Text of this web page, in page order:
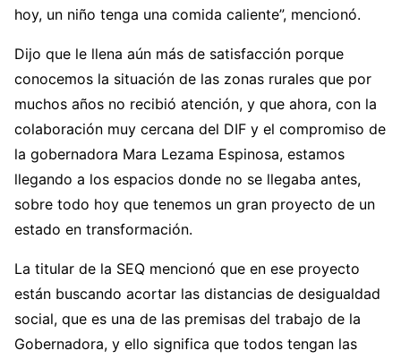
hoy, un niño tenga una comida caliente”, mencionó.
Dijo que le llena aún más de satisfacción porque
conocemos la situación de las zonas rurales que por
muchos años no recibió atención, y que ahora, con la
colaboración muy cercana del DIF y el compromiso de
la gobernadora Mara Lezama Espinosa, estamos
llegando a los espacios donde no se llegaba antes,
sobre todo hoy que tenemos un gran proyecto de un
estado en transformación.
La titular de la SEQ mencionó que en ese proyecto
están buscando acortar las distancias de desigualdad
social, que es una de las premisas del trabajo de la
Gobernadora, y ello significa que todos tengan las